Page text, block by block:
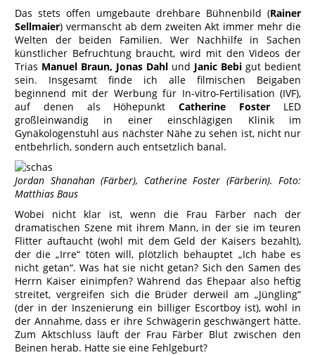
Das stets offen umgebaute drehbare Bühnenbild (Rainer
Sellmaier) vermanscht ab dem zweiten Akt immer mehr die
Welten der beiden Familien. Wer Nachhilfe in Sachen
künstlicher Befruchtung braucht, wird mit den Videos der
Trias Manuel Braun, Jonas Dahl und Janic Bebi gut bedient
sein. Insgesamt finde ich alle filmischen Beigaben
beginnend mit der Werbung für In-vitro-Fertilisation (IVF),
auf denen als HöhepunktCatherine Foster LED
großleinwandig in einer einschlägigen Klinik im
Gynäkologenstuhl aus nächster Nähe zu sehen ist, nicht nur
entbehrlich, sondern auch entsetzlich banal.
Jordan Shanahan (Färber), Catherine Foster (Färberin). Foto:
Matthias Baus
Wobei nicht klar ist, wenn die Frau Färber nach der
dramatischen Szene mit ihrem Mann, in der sie im teuren
Flitter auftaucht (wohl mit dem Geld der Kaisers bezahlt),
der die „Irre“ töten will, plötzlich behauptet „Ich habe es
nicht getan“. Was hat sie nicht getan? Sich den Samen des
Herrn Kaiser einimpfen? Während das Ehepaar also heftig
streitet, vergreifen sich die Brüder derweil am „Jüngling“
(der in der Inszenierung ein billiger Escortboy ist), wohl in
der Annahme, dass er ihre Schwägerin geschwängert hätte.
Zum Aktschluss läuft der Frau Färber Blut zwischen den
Beinen herab. Hatte sie eine Fehlgeburt?